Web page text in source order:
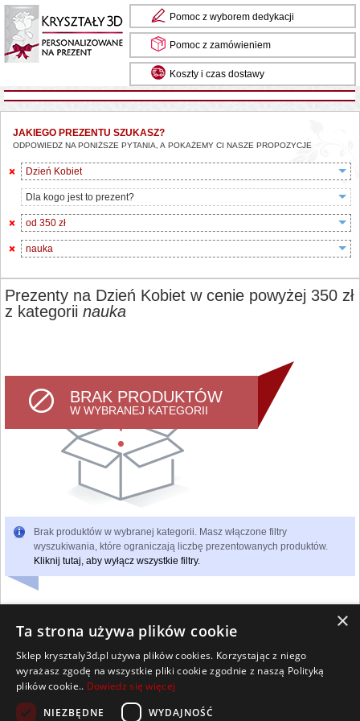
Pomoc z wyborem dedykacji
Pomoc z zamówieniem
Koszty i czas dostawy
JAKIEGO PREZENTU SZUKASZ?
ODPOWIEDZ NA PONIŻSZE PYTANIA, A POKAŻEMY CI NASZE PROPOZYCJE
Dzień Kobiet
Dla kogo jest to prezent?
od 350 zł
nauka
Prezenty na Dzień Kobiet w cenie powyżej 350 zł
z kategorii nauka
BRAK PRODUKTÓW
W WYBRANEJ KATEGORII
Brak produktów w wybranej kategorii. Masz włączone filtry
wyszukiwania, które ograniczają liczbę prezentowanych produktów.
Kliknij tutaj, aby wyłącz wszystkie filtry.
Wszelkie prawa zastrzeżone
Kontakt Współpraca Regulamin
Pomoc Strona główna
×
Ta strona używa plików cookie
Sklep krysztaly3d.pl używa plików cookies. Korzystając z niego
wyrażasz zgodę na wszystkie pliki cookie zgodnie z naszą Polityką
plików cookie.. Dowiedz się więcej
NIEZBĘDNE
WYDAJNOŚĆ